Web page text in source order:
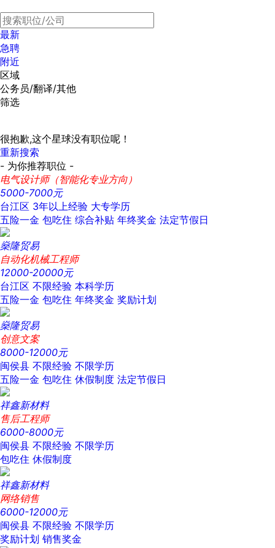
最新
急聘
附近
区域
公务员/翻译/其他
筛选
很抱歉,这个星球没有职位呢！
重新搜索
- 为你推荐职位 -
电气设计师（智能化专业方向）
5000-7000元
台江区 3年以上经验 大专学历
五险一金 包吃住 综合补贴 年终奖金 法定节假日
燊隆贸易
自动化机械工程师
12000-20000元
台江区 不限经验 本科学历
五险一金 包吃住 年终奖金 奖励计划
燊隆贸易
创意文案
8000-12000元
闽侯县 不限经验 不限学历
五险一金 包吃住 休假制度 法定节假日
祥鑫新材料
售后工程师
6000-8000元
闽侯县 不限经验 不限学历
包吃住 休假制度
祥鑫新材料
网络销售
6000-12000元
闽侯县 不限经验 不限学历
奖励计划 销售奖金